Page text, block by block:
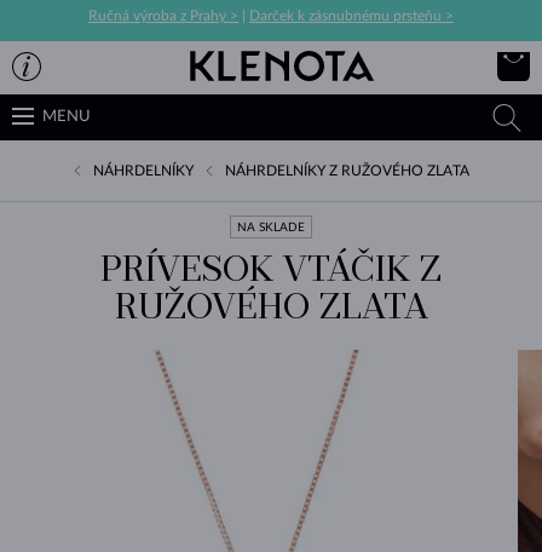
Ručná výroba z Prahy > Darček k zásnubnému prsteňu >
MENU
NÁHRDELNÍKY NÁHRDELNÍKY Z RUŽOVÉHO ZLATA
NA SKLADE
PRÍVESOK VTÁČIK Z
RUŽOVÉHO ZLATA